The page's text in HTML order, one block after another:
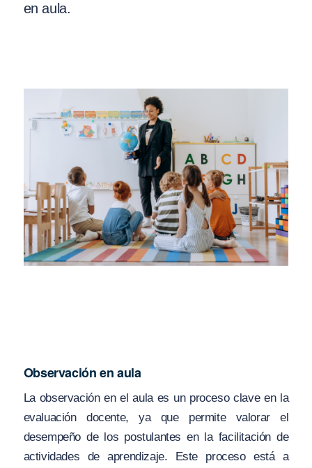
en aula.
Observación en aula
La observación en el aula es un proceso clave en la
evaluación docente, ya que permite valorar el
desempeño de los postulantes en la facilitación de
actividades de aprendizaje. Este proceso está a